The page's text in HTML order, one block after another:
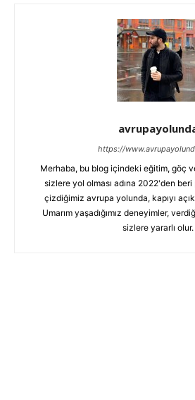
https://
Merhaba, bu blog içindeki eğitim, göç
sizlere yol olması adına 2022'den
çizdiğimiz avrupa yolunda, kapıyı
Umarım yaşadığımız deneyimler,
sizlere yararlı olur.